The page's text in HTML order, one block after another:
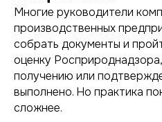
Многие руководители
производственных
собрать документы и
оценку
получению или
выполнено. Но практика
сложнее.